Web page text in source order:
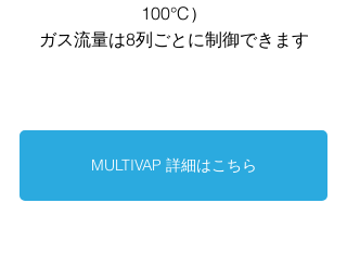
100°C）
ガス流量は8列ごとに制御できます
MULTIVAP 詳細はこちら